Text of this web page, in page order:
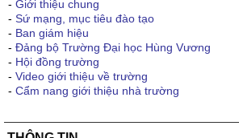
- Giới thiệu chung
- Sứ mạng, mục tiêu đào tạo
- Ban giám hiệu
- Đảng bộ Trường Đại học Hùng Vương
- Hội đồng trường
- Video giới thiệu về trường
- Cẩm nang giới thiệu nhà trường